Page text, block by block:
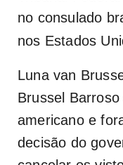
no consulado
nos Estados
Luna van
Brussel
americano e
decisão do